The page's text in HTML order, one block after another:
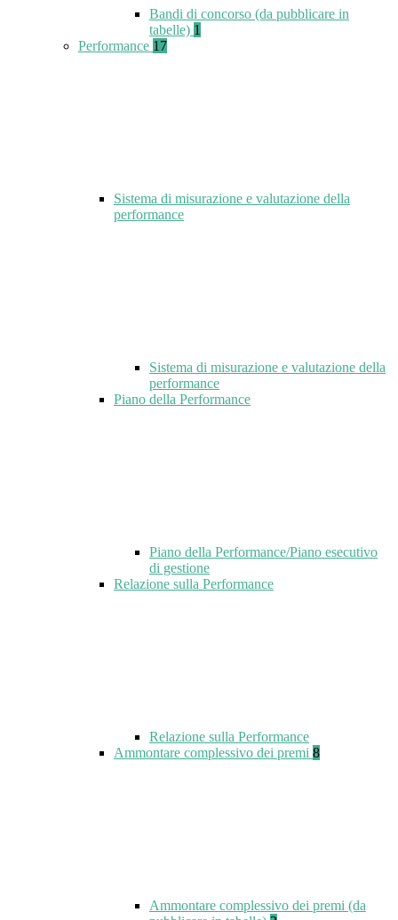
Bandi di concorso (da pubblicare in
tabelle) 1
Performance 17
Sistema di misurazione e valutazione della
performance
Sistema di misurazione e valutazione della
performance
Piano della Performance
Piano della Performance/Piano esecutivo
di gestione
Relazione sulla Performance
Relazione sulla Performance
Ammontare complessivo dei premi 8
Ammontare complessivo dei premi (da